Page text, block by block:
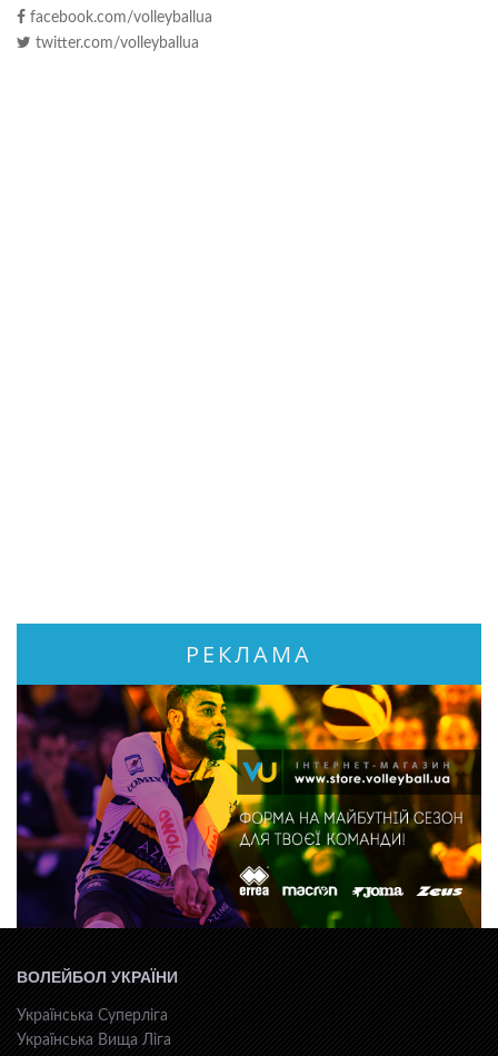
facebook.com/volleyballua
twitter.com/volleyballua
РЕКЛАМА
ВОЛЕЙБОЛ УКРАЇНИ
Українська Суперліга
Українська Вища Ліга